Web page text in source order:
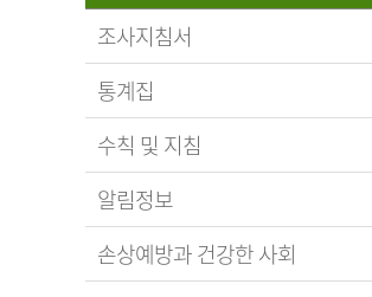
조사지침서
통계집
수칙 및 지침
알림정보
손상예방과 건강한 사회